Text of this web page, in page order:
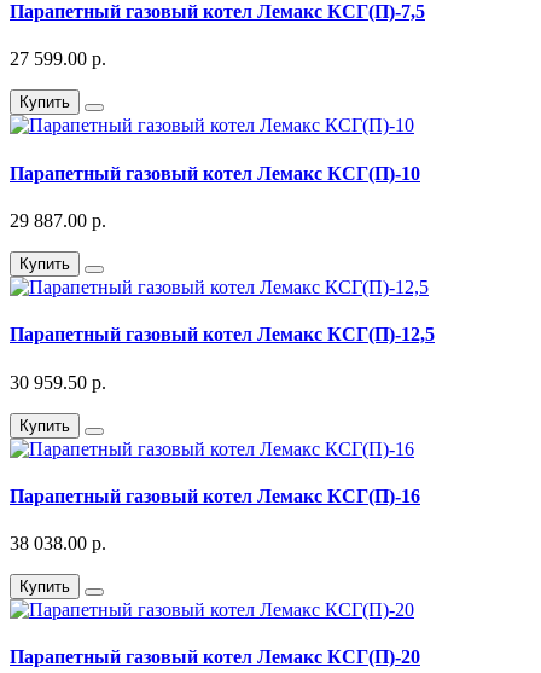
Парапетный газовый котел Лемакс КСГ(П)-7,5
27 599.00 р.
Купить
Парапетный газовый котел Лемакс КСГ(П)-10
29 887.00 р.
Купить
Парапетный газовый котел Лемакс КСГ(П)-12,5
30 959.50 р.
Купить
Парапетный газовый котел Лемакс КСГ(П)-16
38 038.00 р.
Купить
Парапетный газовый котел Лемакс КСГ(П)-20